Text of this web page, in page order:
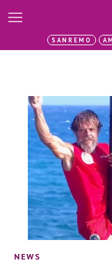
SANREMO
NEWS